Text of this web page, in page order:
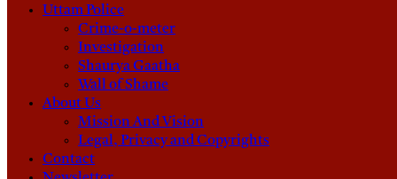
Uttam Police
Crime-o-meter
Investigation
Shaurya Gaatha
Wall of Shame
About Us
Mission And Vision
Legal, Privacy and Copyrights
Contact